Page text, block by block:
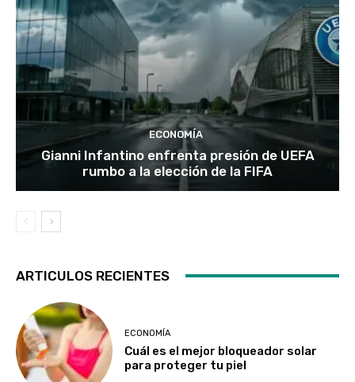
ECONOMÍA
Gianni Infantino enfrenta presión de UEFA
rumbo a la elección de la FIFA
ARTICULOS RECIENTES
ECONOMÍA
Cuál es el mejor bloqueador solar
para proteger tu piel